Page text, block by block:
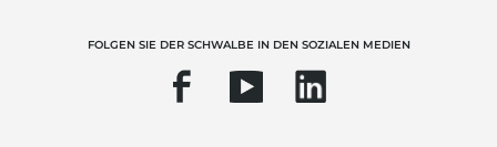
Biodiversität und Klimawandel
Umweltbezogene Angaben
FOLGEN SIE DER SCHWALBE IN DEN SOZIALEN MEDIEN